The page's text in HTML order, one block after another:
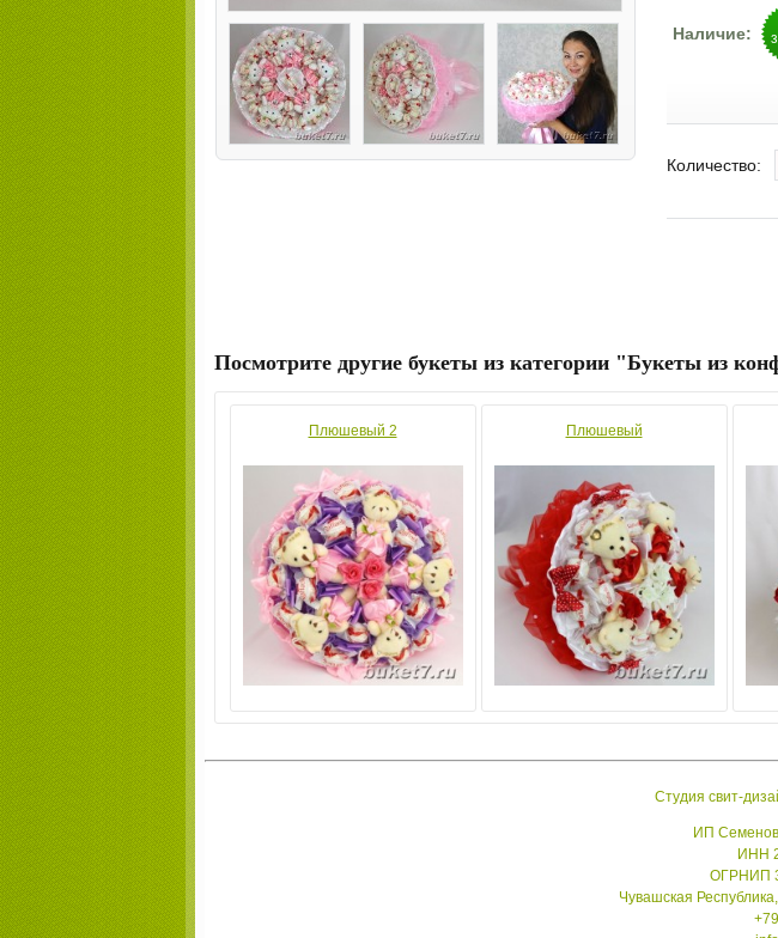
Наличие:
Количество:
Посмотрите другие букеты из категории "Букеты из
Плюшевый 2 Плюшевый
Студия свит-
ИП
ИНН
ОГРНИП
Чувашская